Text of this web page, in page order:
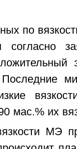
по
согласно
мас.% их
МЭ